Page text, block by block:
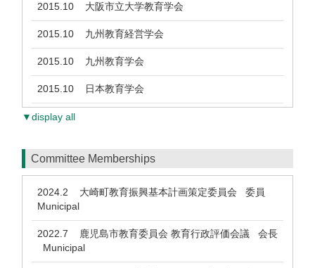
2015.10 大阪市立大学教育学会
2015.10 九州教育経営学会
2015.10 九州教育学会
2015.10 日本教育学会
▼display all
Committee Memberships
2024.2 大崎町教育振興基本計画策定委員会 委員
Municipal
2022.7 鹿児島市教育委員会 教育行政評価会議 会長
Municipal